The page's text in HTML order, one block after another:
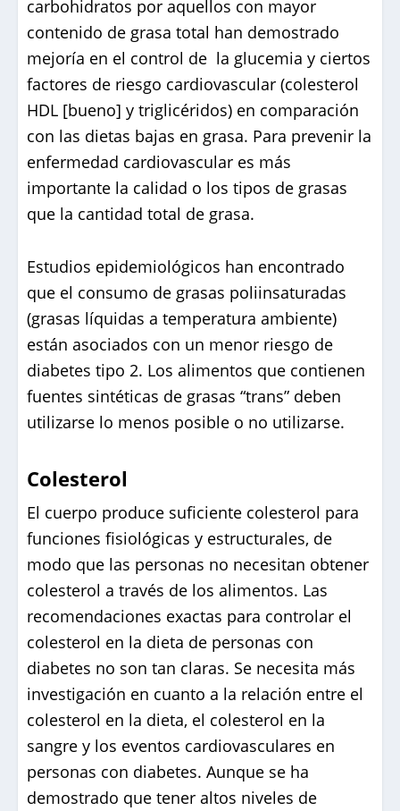
carbohidratos por aquellos con mayor
contenido de grasa total han demostrado
mejoría en el control de la glucemia y ciertos
factores de riesgo cardiovascular (colesterol
HDL [bueno] y triglicéridos) en comparación
con las dietas bajas en grasa. Para prevenir la
enfermedad cardiovascular es más
importante la calidad o los tipos de grasas
que la cantidad total de grasa.
Estudios epidemiológicos han encontrado
que el consumo de grasas poliinsaturadas
(grasas líquidas a temperatura ambiente)
están asociados con un menor riesgo de
diabetes tipo 2. Los alimentos que contienen
fuentes sintéticas de grasas “trans” deben
utilizarse lo menos posible o no utilizarse.
Colesterol
El cuerpo produce suficiente colesterol para
funciones fisiológicas y estructurales, de
modo que las personas no necesitan obtener
colesterol a través de los alimentos. Las
recomendaciones exactas para controlar el
colesterol en la dieta de personas con
diabetes no son tan claras. Se necesita más
investigación en cuanto a la relación entre el
colesterol en la dieta, el colesterol en la
sangre y los eventos cardiovasculares en
personas con diabetes. Aunque se ha
demostrado que tener altos niveles de